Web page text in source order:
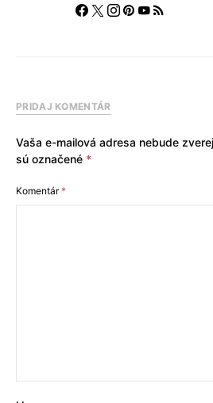
PRIDAJ KOMENTÁR
Vaša e-mailová adresa nebude
sú označené *
Komentár*